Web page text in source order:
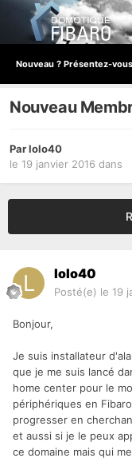
Nouveau ? Présentez-vous
Nouveau
Parlolo40
le 19 janvier 2016 dans
lolo40
Posté(e) le 19
Bonjour,
Je suis installateur
que je me suis lancé
home center pour le
périphériques en
progresser en
et aussi si je le peux
ce domaine mais qui